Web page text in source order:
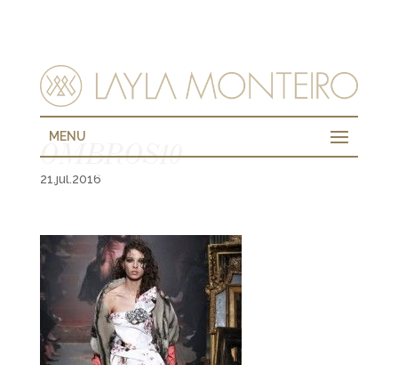
MENU
OMBROS10
21.jul.2016